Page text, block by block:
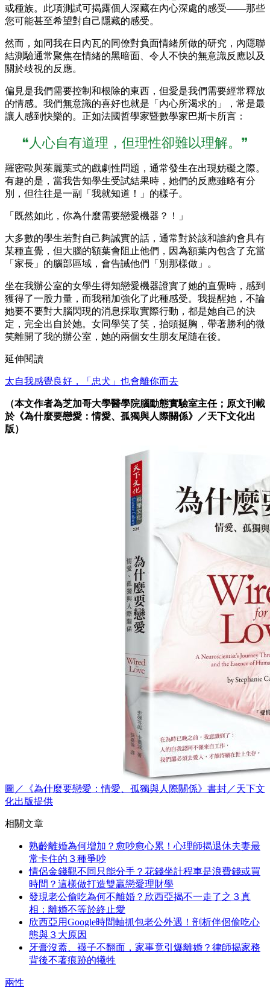
或種族。此項測試可揭露個人深藏在內心深處的感受——那些
您可能甚至希望對自己隱藏的感受。
然而，如同我在日內瓦的同僚對負面情緒所做的研究，內隱聯
結測驗通常聚焦在情緒的黑暗面、令人不快的無意識反應以及
關於歧視的反應。
偏見是我們需要控制和根除的東西，但愛是我們需要經常釋放
的情感。我們無意識的喜好也就是「內心所渴求的」，常是最
讓人感到快樂的。正如法國哲學家暨數學家巴斯卡所言：
❝人心自有道理，但理性卻難以理解。❞
羅密歐與茱麗葉式的戲劇性問題，通常發生在出現妨礙之際。
有趣的是，當我告知學生受試結果時，她們的反應雖略有分
別，但往往是一副「我就知道！」的樣子。
「既然如此，你為什麼需要戀愛機器？！」
大多數的學生若對自己夠誠實的話，通常對於該和誰約會具有
某種直覺，但大腦的額葉會阻止他們，因為額葉內包含了充當
「家長」的腦部區域，會告誡他們「別那樣做」。
坐在我辦公室的女學生得知戀愛機器證實了她的直覺時，感到
獲得了一股力量，而我稍加強化了此種感受。我提醒她，不論
她要不要對大腦閃現的消息採取實際行動，都是她自己的決
定，完全出自於她。女同學笑了笑，抬頭挺胸，帶著勝利的微
笑離開了我的辦公室，她的兩個女生朋友尾隨在後。
延伸閱讀
太自我感覺良好，「忠犬」也會離你而去
（本文作者為芝加哥大學醫學院腦動態實驗室主任；原文刊載
於《為什麼要戀愛：情愛、孤獨與人際關係》／天下文化出
版）
圖／《為什麼要戀愛：情愛、孤獨與人際關係》書封／天下文
化出版提供
相關文章
熟齡離婚為何增加？愈吵愈心累！心理師揭退休夫妻最
常卡住的３種爭吵
情侶金錢觀不同只能分手？花錢坐計程車是浪費錢或買
時間？這樣做打造雙贏戀愛理財學
發現老公偷吃為何不離婚？欣西亞揭不一走了之３真
相：離婚不等於終止愛
欣西亞用Google時間軸抓包老公外遇！剖析伴侶偷吃心
態與３大原因
牙膏沒蓋、襪子不翻面，家事竟引爆離婚？律師揭家務
背後不著痕跡的犧牲
兩性